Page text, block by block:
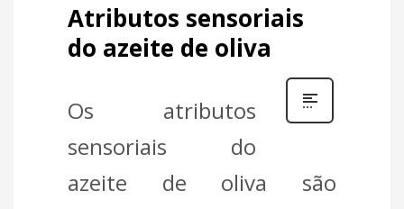
Atributos sensoriais
do azeite de oliva
Os atributos
sensoriais do
azeite de oliva são